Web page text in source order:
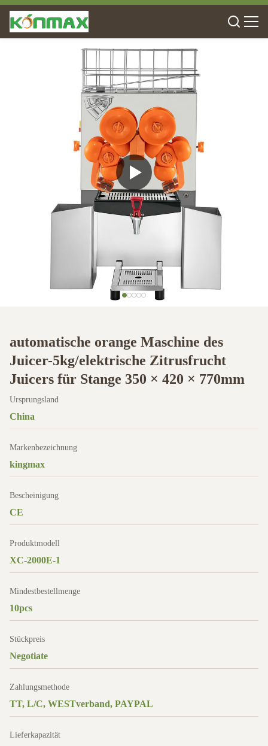
automatische orange Maschine des
Juicer-5kg/elektrische Zitrusfrucht
Juicers für Stange 350 × 420 × 770mm
Ursprungsland
China
Markenbezeichnung
kingmax
Bescheinigung
CE
Produktmodell
XC-2000E-1
Mindestbestellmenge
10pcs
Stückpreis
Negotiate
Zahlungsmethode
TT, L/C, WESTverband, PAYPAL
Lieferkapazität